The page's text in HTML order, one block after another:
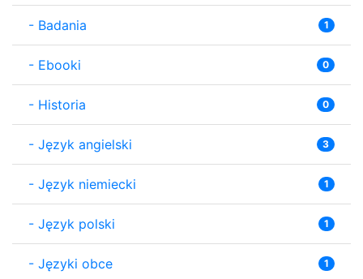
- Badania 1
- Ebooki 0
- Historia 0
- Język angielski 3
- Język niemiecki 1
- Język polski 1
- Języki obce 1